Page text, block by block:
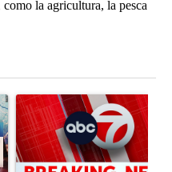
la agricultura, la pesca
court blocks construction of
A trending article titled